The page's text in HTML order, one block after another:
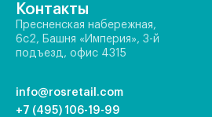
Контакты
Пресненская набережная,
6с2, Башня «Империя», 3-й
подъезд, офис 4315
info@rosretail.com
+7 (495) 106-19-99